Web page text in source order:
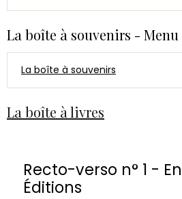
La boîte à souvenirs - Menu
La boîte à souvenirs
La boîte à livres
Recto-verso n° 1 -
Éditions